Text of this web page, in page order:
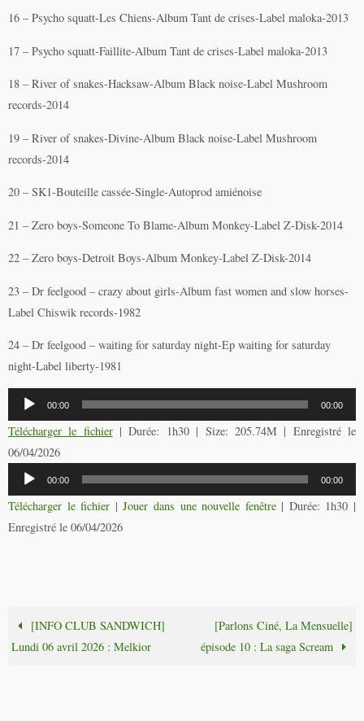
16 – Psycho squatt-Les Chiens-Album Tant de crises-Label maloka-2013
17 – Psycho squatt-Faillite-Album Tant de crises-Label maloka-2013
18 – River of snakes-Hacksaw-Album Black noise-Label Mushroom
records-2014
19 – River of snakes-Divine-Album Black noise-Label Mushroom
records-2014
20 – SK1-Bouteille cassée-Single-Autoprod amiénoise
21 – Zero boys-Someone To Blame-Album Monkey-Label Z-Disk-2014
22 – Zero boys-Detroit Boys-Album Monkey-Label Z-Disk-2014
23 – Dr feelgood – crazy about girls-Album fast women and slow horses-
Label Chiswik records-1982
24 – Dr feelgood – waiting for saturday night-Ep waiting for saturday
night-Label liberty-1981
Lecteur
audio
00:00 00:00
Télécharger le fichier| Durée: 1h30 | Size: 205.74M | Enregistré le
06/04/2026
Lecteur
audio
00:00 00:00
Télécharger le fichier |Jouer dans une nouvelle fenêtre| Durée: 1h30 |
Enregistré le 06/04/2026
[INFO CLUB SANDWICH]
Lundi 06 avril 2026 : Melkior
[Parlons Ciné, La Mensuelle]
épisode 10 : La saga Scream